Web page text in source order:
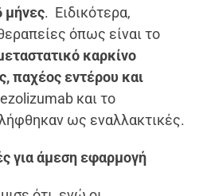
μήνες. Ειδικότερα,
όπως είναι το
καρκίνο
παχέος εντέρου και
και το
ως εναλλακτικές.
για άμεση εφαρμογή